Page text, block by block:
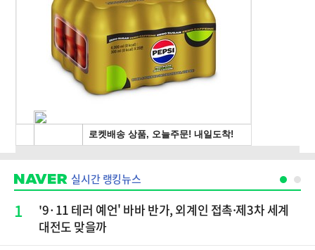
실시간 랭킹뉴스
1
'9·11 테러 예언' 바바 반가, 외계인 접촉·제3차 세계
대전도 맞을까